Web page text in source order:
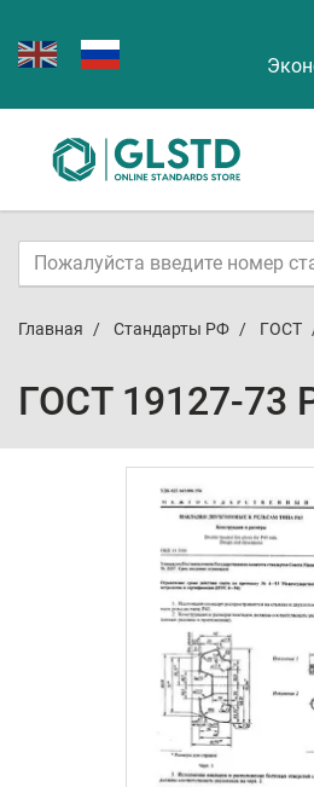
Главная Стандарты РФ ГОСТ
ГОСТ 19127-73